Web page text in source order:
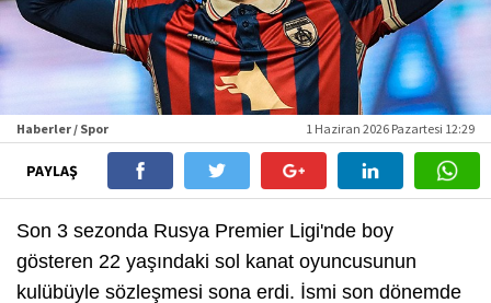
Haberler / Spor 1 Haziran 2026 Pazartesi 12:29
PAYLAŞ
Son 3 sezonda Rusya Premier Ligi'nde boy
gösteren 22 yaşındaki sol kanat oyuncusunun
kulübüyle sözleşmesi sona erdi. İsmi son dönemde